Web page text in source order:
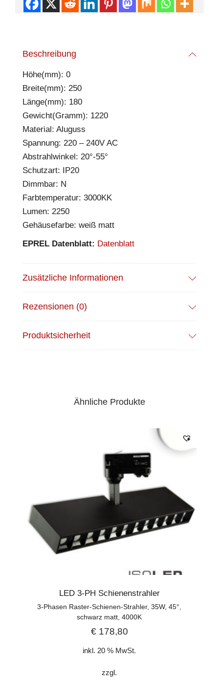
Beschreibung
Höhe(mm): 0
Breite(mm): 250
Länge(mm): 180
Gewicht(Gramm): 1220
Material: Aluguss
Spannung: 220 – 240V AC
Abstrahlwinkel: 20°-55°
Schutzart: IP20
Dimmbar: N
Farbtemperatur: 3000KK
Lumen: 2250
Gehäusefarbe: weiß matt
EPREL Datenblatt: Datenblatt
Zusätzliche Informationen
Rezensionen (0)
Produktsicherheit
Ähnliche Produkte
LED 3-PH Schienenstrahler
3-Phasen Raster-Schienen-Strahler, 35W, 45°,
schwarz matt, 4000K
€178,80
inkl. 20 % MwSt.
zzgl.